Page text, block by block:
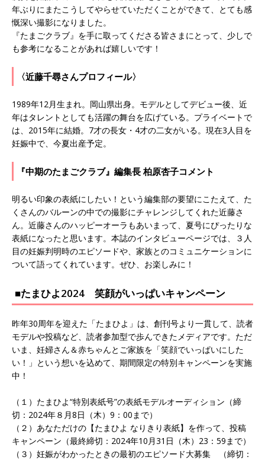
年ぶりにまたこうしてやらせていただくことができて、とても感
慨深い撮影になりました。
『たまごクラブ』を手に取ってくださる皆さまにとって、少しで
も参考になることがあれば嬉しいです！
〈近藤千尋さんプロフィール〉
1989年12月生まれ。岡山県出身。モデルとしてデビュー後、近
年はタレントとしても活躍の舞台を広げている。プライベートで
は、2015年に結婚。7才の長女・4才の二女がいる。現在3人目を
妊娠中で、今夏出産予定。
『中期のたまごクラブ』編集長 柏原杏子コメント
明るい印象の表紙にしたい！という編集部の要望にこたえて、た
くさんのバルーンの中での撮影にチャレンジしてくれた近藤さ
ん。近藤さんのハッピーオーラもあいまって、夏号にぴったりな
表紙になったと思います。本誌のインタビューページでは、３人
目の妊娠判明時のエピソードや、家族とのコミュニケーションに
ついて語ってくれています。ぜひ、お楽しみに！
■たまひよ2024 笑顔がいっぱいキャンペーン
昨年30周年を迎えた「たまひよ」は、創刊号より一貫して、読者
モデルや投稿など、読者参加型で歩んできたメディアです。ただ
いま、妊婦さん＆赤ちゃんとご家族を「笑顔でいっぱいにした
い！」という想いを込めて、期間限定の特別キャンペーンを実施
中！
（１）たまひよ“特別表紙号”の表紙モデルオーディション（締
切：2024年８月8日（木）9：00まで）
（２）あなただけの【たまひよ なりきり表紙】を作って、投稿
キャンペーン（最終締切：2024年10月31日（木）23：59まで）
（３）妊娠がわかったときの最初のエピソード大募集 （締切：